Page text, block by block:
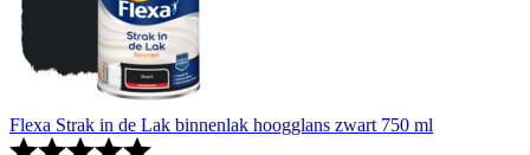
Flexa Strak in de Lak binnenlak hoogglans zwart 750 ml